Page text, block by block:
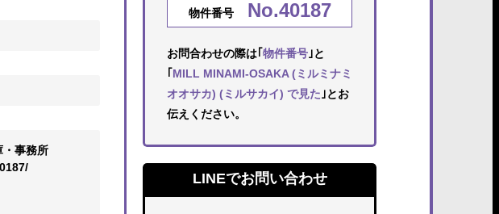
物件番号 No.40187
お問合わせの際は｢ 物件番号 ｣と
MILL MINAMI-OSAKA (ミルミナミ
オオサカ) (ミルサカイ) で見た ｣とお
伝えください。
LINEでお問い合わせ